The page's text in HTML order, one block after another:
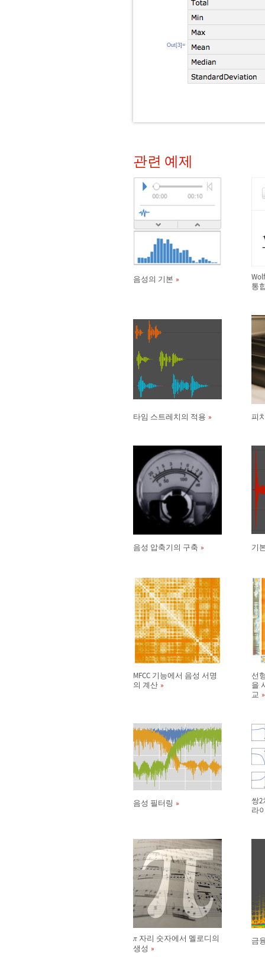
Out[3]=
관련 예제
음성의 기본
통
타임 스트레치의 적용 피
음성 압축기의 구축 기
MFCC 기능에서 음성 서명
의 계산
선
을
교
음성 필터링
쌍2
라
π 자리 숫자에서 멜로디의
생성
금